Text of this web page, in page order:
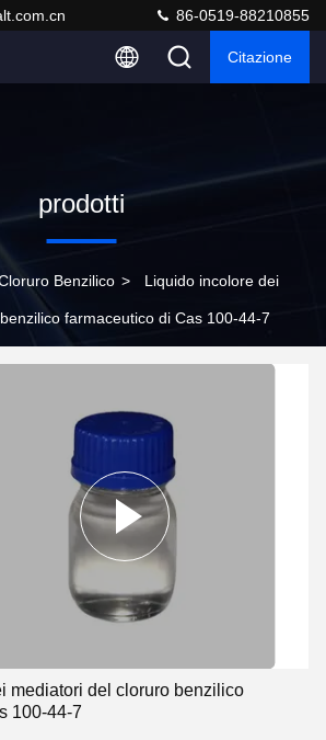
86-0519-88210855
Citazione
prodotti
Benzilico > Liquido incolore dei
farmaceutico di Cas 100-44-7
mediatori del cloruro benzilico
100-44-7